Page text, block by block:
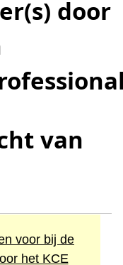
door
voor bij de
het KCE